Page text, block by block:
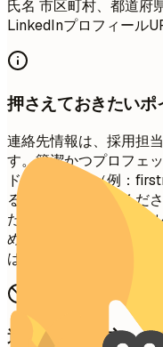
氏名 市区町村、都道府
LinkedInプロフィール
押さえておきたいポ
連絡先情報は、採用担
す。簡潔かつプロフェ
ドレスは適切（例：
ることを確認してくだ
たのプロフェッショナ
めましょう。クリエイ
は、ポートフォリオや
避けたい書き方